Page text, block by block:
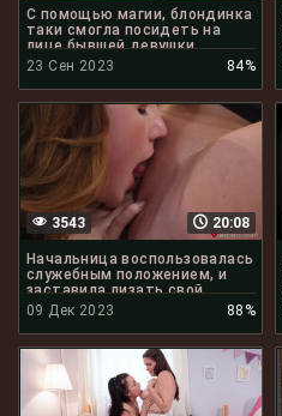
С помощью магии, блондинка
таки смогла посидеть на
лице бывшей девушки
23 Сен 2023
84%
20:08
3543
Начальница воспользовалась
служебным положением, и
заставила лизать свой
клитор
09 Дек 2023 88%